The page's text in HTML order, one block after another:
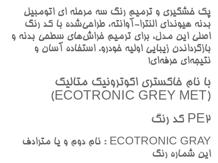
پک خشگيري و ترميم رنگ سه مرحله اي اتومبيل
بدنه هيونداي النترا-آوانته، طراحي‌شده با کد رنگ
اصلي اين مدل، براي ترميم خراش‌هاي سطحي بدنه و
بازگرداندن زيبايي اوليه خودرو. استفاده آسان و
نتيجه‌اي حرفه‌اي!
با نام خاکستري اکوترونيک متاليک
(ECOTRONIC GREY MET)
PE2 کد رنگ
ECOTRONIC GRAY : نام دوم و يا مترادف
اين شماره رنگ